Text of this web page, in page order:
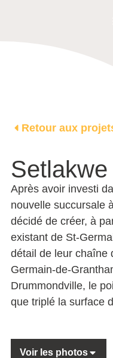
Retour aux
Setlakwe
Après avoir investi
nouvelle succursale
décidé de créer, à
existant de St-
détail de leur chaîne
Germain-de-
Drummondville, le
que triplé la surface
Voir les photos